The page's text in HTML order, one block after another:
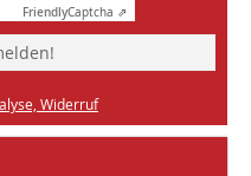
FriendlyCaptcha ⇗
Widerruf